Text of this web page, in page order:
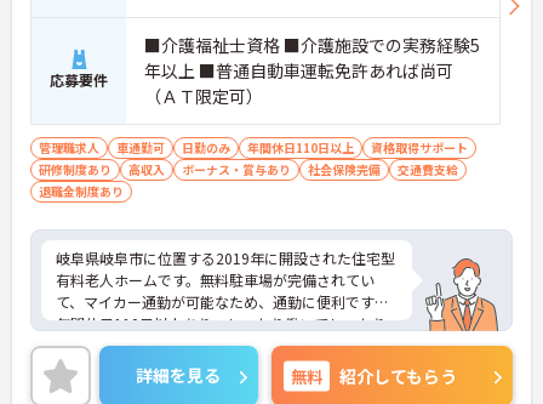
応募要件
■介護福祉士資格 ■介護施設での実務経験5
年以上 ■普通自動車運転免許あれば尚可
（ＡＴ限定可）
管理職求人 車通勤可 日勤のみ 年間休日110日以上
資格取得サポート
研修制度あり
高収入 ボーナス・賞与あり 社会保険完備
交通費支給
退職金制度あり
岐阜県岐阜市に位置する2019年に開設された住宅型
有料老人ホームです。無料駐車場が完備されてい
て、マイカー通勤が可能なため、通勤に便利です。
年間休日110日以上あり、しっかり働いてしっかり
休める、社員にとって理想の働き方を実現できま
す。ご興味をお持ちの方はお気軽にお問い合わせく
ださい。
詳細を見る 無料 紹介してもらう